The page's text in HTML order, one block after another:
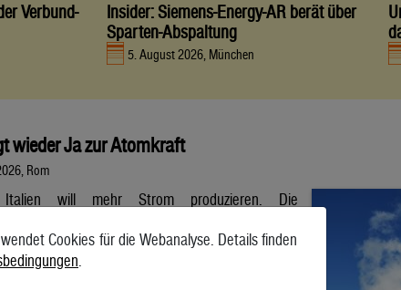
Verbund-
Insider: Siemens-Energy-AR berät über
Sparten-Abspaltung
5. August 2026, München
wieder Ja zur Atomkraft
Rom
Italien will mehr Strom produzieren. Die
Italien will zurück zur Atomkraft. Der Senat
nach der Sommerpause einem Gesetz
Cookies für die Webanalyse. Details finden
.